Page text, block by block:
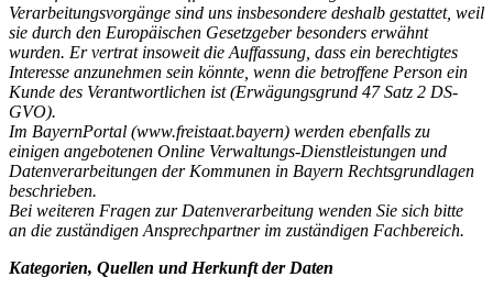
Verarbeitungsvorgänge sind uns insbesondere deshalb gestattet, weil
sie durch den Europäischen Gesetzgeber besonders erwähnt
wurden. Er vertrat insoweit die Auffassung, dass ein berechtigtes
Interesse anzunehmen sein könnte, wenn die betroffene Person ein
Kunde des Verantwortlichen ist (Erwägungsgrund 47 Satz 2 DS-
GVO).
Im BayernPortal (www.freistaat.bayern) werden ebenfalls zu
einigen angebotenen Online Verwaltungs-Dienstleistungen und
Datenverarbeitungen der Kommunen in Bayern Rechtsgrundlagen
beschrieben.
Bei weiteren Fragen zur Datenverarbeitung wenden Sie sich bitte
an die zuständigen Ansprechpartner im zuständigen Fachbereich.
Kategorien, Quellen und Herkunft der Daten